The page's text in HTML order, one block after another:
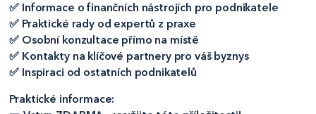
✅ Informace o finančních nástrojích pro podnikatele
✅ Praktické rady od expertů z praxe
✅ Osobní konzultace přímo na místě
✅ Kontakty na klíčové partnery pro váš byznys
✅ Inspiraci od ostatních podnikatelů
Praktické informace: